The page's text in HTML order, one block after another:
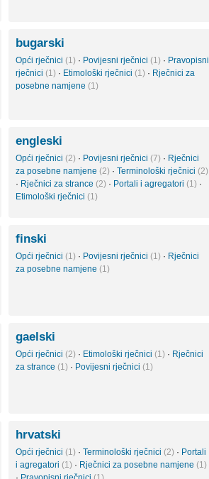
bugarski
Opći rječnici (1) · Povijesni rječnici (1) · Pravopisni
rječnici (1) · Etimološki rječnici (1) · Rječnici za
posebne namjene (1)
engleski
Opći rječnici (2) · Povijesni rječnici (7) · Rječnici
za posebne namjene (2) · Terminološki rječnici (2)
· Rječnici za strance (2) · Portali i agregatori (1) ·
Etimološki rječnici (1)
finski
Opći rječnici (1) · Povijesni rječnici (1) · Rječnici
za posebne namjene (1)
gaelski
Opći rječnici (2) · Etimološki rječnici (1) · Rječnici
za strance (1) · Povijesni rječnici (1)
hrvatski
Opći rječnici (1) · Terminološki rječnici (2) · Portali
i agregatori (1) · Rječnici za posebne namjene (1)